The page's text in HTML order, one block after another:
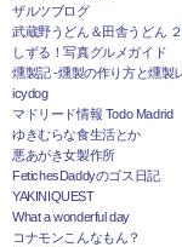
ザルツブログ
武蔵野うどん＆田舎うどん
しずる！写真グルメガイド
燻製記 -燻製の作り方と燻製
icydog
マドリード情報 Todo Madrid
ゆきむらな食生活とか
悪あがき女製作所
FetichesDaddyのゴス日記
YAKINIQUEST
What a wonderful day
コナモンこんなもん？